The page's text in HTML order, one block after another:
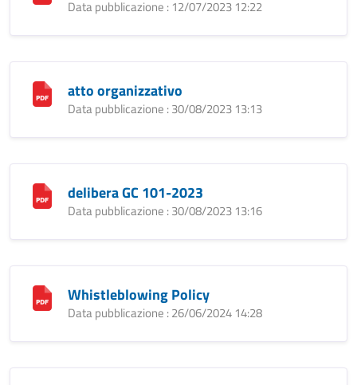
Data pubblicazione : 12/07/2023 12:22
atto organizzativo
Data pubblicazione : 30/08/2023 13:13
delibera GC 101-2023
Data pubblicazione : 30/08/2023 13:16
Whistleblowing Policy
Data pubblicazione : 26/06/2024 14:28